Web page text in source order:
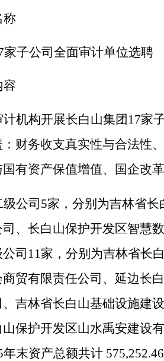
称
家子公司全面审计单位选聘
容
机构开展长白山集团 17家
财务收支真实性与合法性
有资产保值增值、国企改
级公司 5家，分别为吉林省
、长白山保护开发区智慧
司 11家，分别为吉林省长
贸有限责任公司、延边长
吉林省长白山基础设施建
保护开发区山水禹安建设
年末资产总额共计 575,252.46